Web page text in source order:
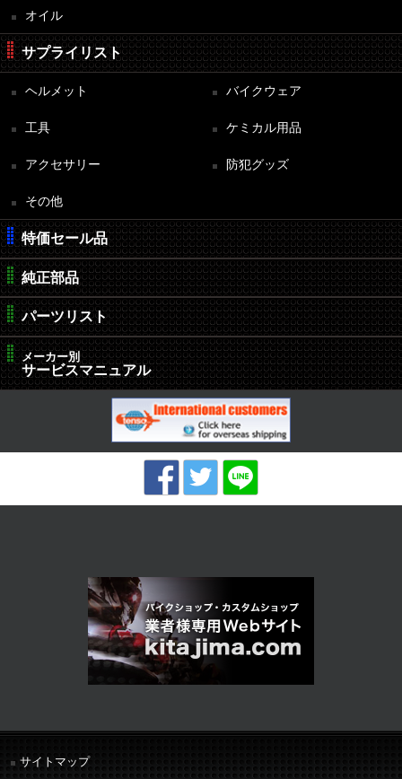
オイル
サプライリスト
ヘルメット バイクウェア
工具 ケミカル用品
アクセサリー 防犯グッズ
その他
特価セール品
純正部品
パーツリスト
メーカー別
サービスマニュアル
サイトマップ